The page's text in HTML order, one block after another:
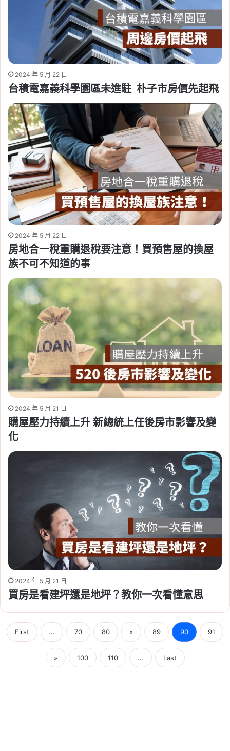
2024 年 5 月 22 日
台積電嘉義科學園區未進駐 朴子市房價先起飛
2024 年 5 月 22 日
房地合一稅重購退稅要注意！買預售屋的換屋
族不可不知道的事
2024 年 5 月 21 日
購屋壓力持續上升 新總統上任後房市影響及變
化
2024 年 5 月 21 日
買房是看建坪還是地坪？教你一次看懂意思
First ... 70 80 « 89 90 91
» 100 110 ... Last